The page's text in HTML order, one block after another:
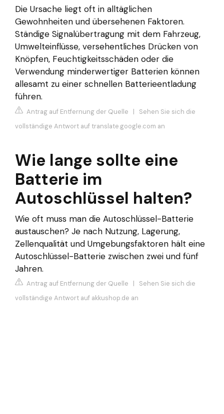
Die Ursache liegt oft in alltäglichen
Gewohnheiten und übersehenen Faktoren.
Ständige Signalübertragung mit dem Fahrzeug,
Umwelteinflüsse, versehentliches Drücken von
Knöpfen, Feuchtigkeitsschäden oder die
Verwendung minderwertiger Batterien können
allesamt zu einer schnellen Batterieentladung
führen.
Antrag auf Entfernung der Quelle | Sehen Sie sich die
vollständige Antwort auf translate.google.com an
Wie lange sollte eine
Batterie im
Autoschlüssel halten?
Wie oft muss man die Autoschlüssel-Batterie
austauschen? Je nach Nutzung, Lagerung,
Zellenqualität und Umgebungsfaktoren hält eine
Autoschlüssel-Batterie zwischen zwei und fünf
Jahren.
Antrag auf Entfernung der Quelle | Sehen Sie sich die
vollständige Antwort auf akkushop.de an